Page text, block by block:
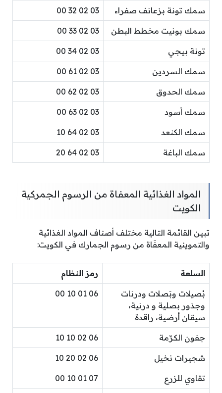
سمك تونة بزعانف صفراء 03 02 32 00
سمك بونيت مخطط البطن 03 02 33 00
تونة بيجي 03 02 34 00
سمك السردين 03 02 61 00
سمك الحدوق 03 02 62 00
سمك أسود 03 02 63 00
سمك الكنعد 03 02 64 10
سمك الباغة 03 02 64 20
المواد الغذائية المعفاة من الرسوم الجمركية
الكويت
تبين القائمة التالية مختلف أصناف المواد الغذائية
والتموينية المعفَاة من رسوم الجمارك في الكويت:
السلعة رمز النظام
بُصيلات وبَصلات ودرنات
وجذور بصلية و درنية،
سيقان أرضية، راقدة
06 01 10 00
جفون الكرّمة 06 02 10 10
شجيرات نخيل 06 02 20 10
تقاوي للزرع 07 01 10 00